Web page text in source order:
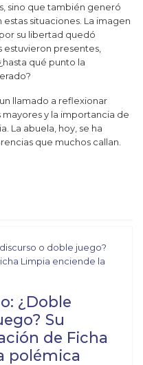
sino que también generó
situaciones. La imagen
su libertad quedó
presentes,
qué punto la
llamado a reflexionar
y la importancia de
La abuela, hoy, se ha
que muchos callan.
Cuervo fue la única que
desesperadamente
¿Doble
Su
de Ficha
polémica